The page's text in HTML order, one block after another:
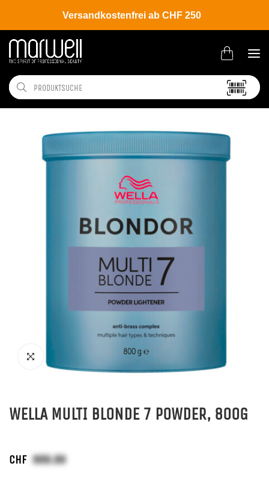
Versandkostenfrei ab CHF 250
Shop Brands Wella
WELLA MULTI BLONDE 7 POWDER, 800G
CHF